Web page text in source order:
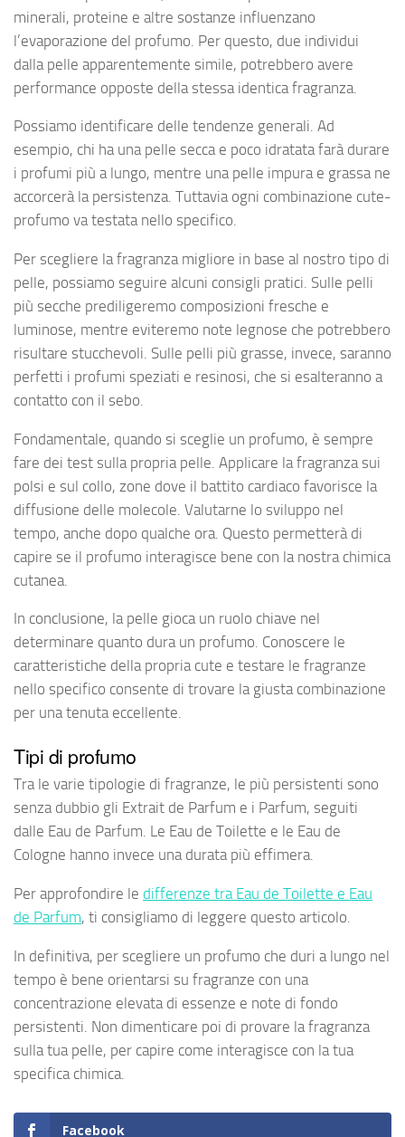
minerali, proteine e altre sostanze influenzano
l’evaporazione del profumo. Per questo, due individui
dalla pelle apparentemente simile, potrebbero avere
performance opposte della stessa identica fragranza.
Possiamo identificare delle tendenze generali. Ad
esempio, chi ha una pelle secca e poco idratata farà durare
i profumi più a lungo, mentre una pelle impura e grassa ne
accorcerà la persistenza. Tuttavia ogni combinazione cute-
profumo va testata nello specifico.
Per scegliere la fragranza migliore in base al nostro tipo di
pelle, possiamo seguire alcuni consigli pratici. Sulle pelli
più secche prediligeremo composizioni fresche e
luminose, mentre eviteremo note legnose che potrebbero
risultare stucchevoli. Sulle pelli più grasse, invece, saranno
perfetti i profumi speziati e resinosi, che si esalteranno a
contatto con il sebo.
Fondamentale, quando si sceglie un profumo, è sempre
fare dei test sulla propria pelle. Applicare la fragranza sui
polsi e sul collo, zone dove il battito cardiaco favorisce la
diffusione delle molecole. Valutarne lo sviluppo nel
tempo, anche dopo qualche ora. Questo permetterà di
capire se il profumo interagisce bene con la nostra chimica
cutanea.
In conclusione, la pelle gioca un ruolo chiave nel
determinare quanto dura un profumo. Conoscere le
caratteristiche della propria cute e testare le fragranze
nello specifico consente di trovare la giusta combinazione
per una tenuta eccellente.
Tipi di profumo
Tra le varie tipologie di fragranze, le più persistenti sono
senza dubbio gli Extrait de Parfum e i Parfum, seguiti
dalle Eau de Parfum. Le Eau de Toilette e le Eau de
Cologne hanno invece una durata più effimera.
Per approfondire le differenze tra Eau de Toilette e Eau
de Parfum, ti consigliamo di leggere questo articolo.
In definitiva, per scegliere un profumo che duri a lungo nel
tempo è bene orientarsi su fragranze con una
concentrazione elevata di essenze e note di fondo
persistenti. Non dimenticare poi di provare la fragranza
sulla tua pelle, per capire come interagisce con la tua
specifica chimica.
Facebook